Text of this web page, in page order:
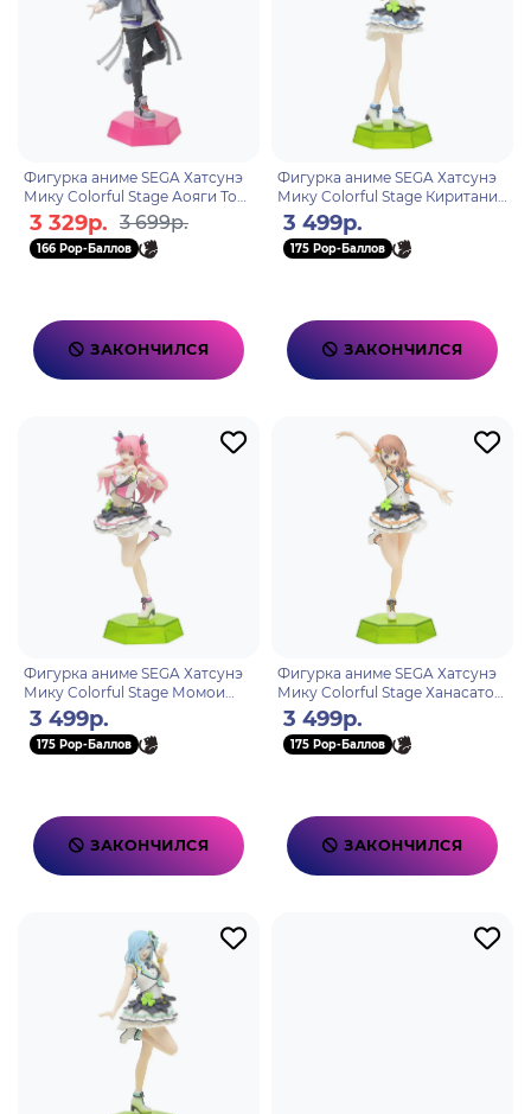
Фигурка аниме SEGA Хатсунэ
Мику Colorful Stage Аояги Тоя
Aoyagi Toya 16см 40866
3 329р. 3 699р.
166 Pop-Баллов
ЗАКОНЧИЛСЯ
Фигурка аниме SEGA Хатсунэ
Мику Colorful Stage Киритани
Харука Kiritani Haruka 16см
40750
3 499р.
175 Pop-Баллов
ЗАКОНЧИЛСЯ
Фигурка аниме SEGA Хатсунэ
Мику Colorful Stage Момои
Аири Momoi Airi 16см 40767
3 499р.
175 Pop-Баллов
ЗАКОНЧИЛСЯ
Фигурка аниме SEGA Хатсунэ
Мику Colorful Stage Ханасато
Минори Hanasato Minori 16см
40743
3 499р.
175 Pop-Баллов
ЗАКОНЧИЛСЯ